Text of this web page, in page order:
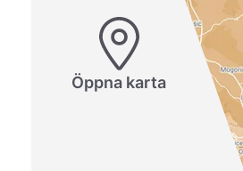
Öppna karta